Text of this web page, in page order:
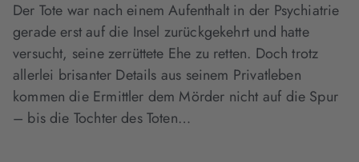
Der Tote war nach einem Aufenthalt in der Psychiatrie
gerade erst auf die Insel zurückgekehrt und hatte
versucht, seine zerrüttete Ehe zu retten. Doch trotz
allerlei brisanter Details aus seinem Privatleben
kommen die Ermittler dem Mörder nicht auf die Spur
– bis die Tochter des Toten…